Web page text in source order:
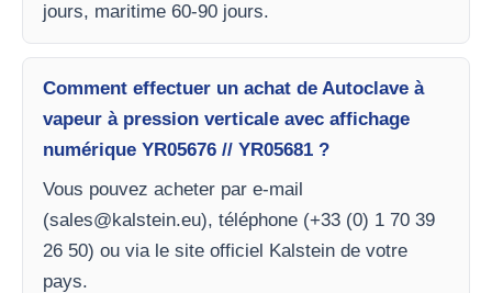
jours, maritime 60-90 jours.
Comment effectuer un achat de Autoclave à
vapeur à pression verticale avec affichage
numérique YR05676 // YR05681 ?
Vous pouvez acheter par e-mail
(sales@kalstein.eu), téléphone (+33 (0) 1 70 39
26 50) ou via le site officiel Kalstein de votre
pays.